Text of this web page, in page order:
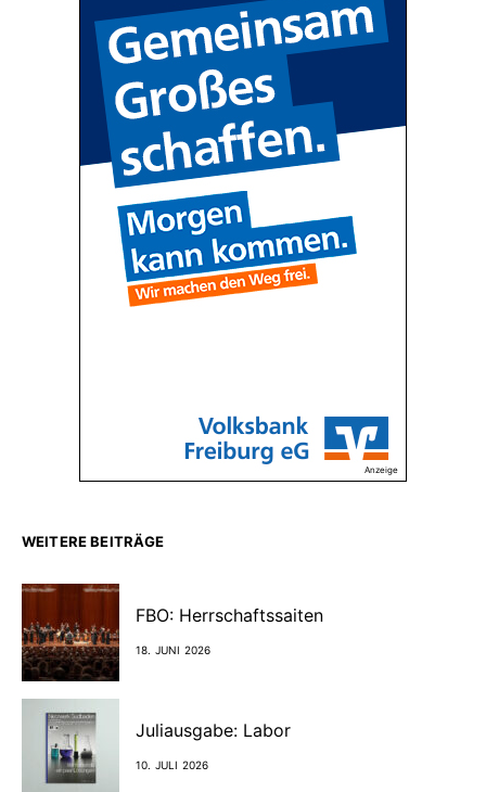
Anzeige
WEITERE BEITRÄGE
FBO: Herrschaftssaiten
18. JUNI 2026
Juliausgabe: Labor
10. JULI 2026